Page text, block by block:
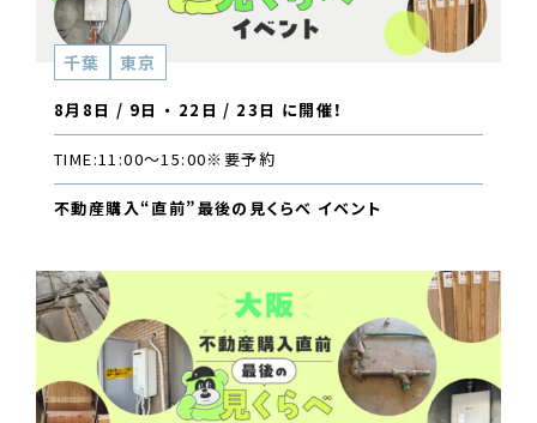
千葉 東京
8月8日 / 9日 ・ 22日 / 23日 に開催！
TIME:11:00〜15:00※要予約
不動産購入“直前”最後の見くらべ イベント